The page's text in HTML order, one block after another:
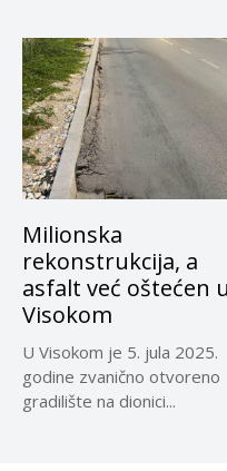
Milionska
rekonstrukcija, a
asfalt već oštećen u
Visokom
U Visokom je 5. jula 2025.
godine zvanično otvoreno
gradilište na dionici...